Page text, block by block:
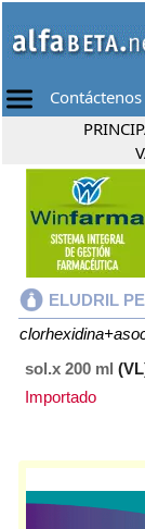
Contáctenos
ELUDRIL
sol.x 200 ml
Importado
Antiséptico
cuenta con 1